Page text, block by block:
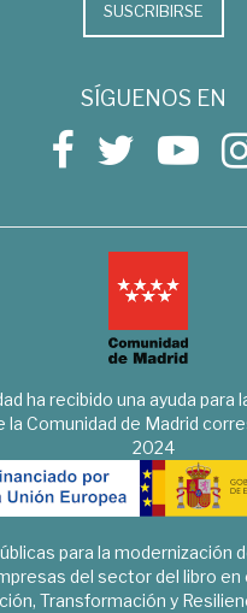
SUSCRIBIRSE
SÍGUENOS EN
ha recibido una ayuda para
la Comunidad de Madrid
2024
para la modernización
del sector del libro en
Transformación y